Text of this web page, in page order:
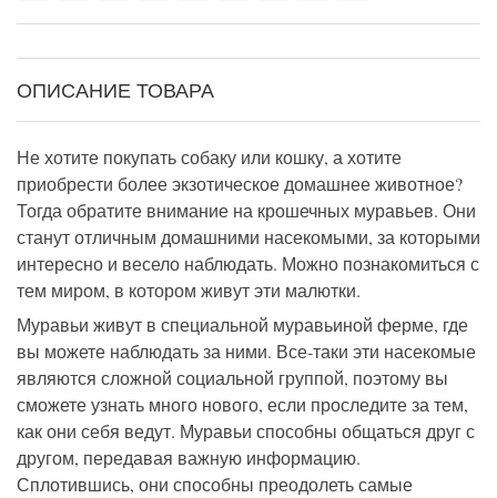
ОПИСАНИЕ ТОВАРА
Не хотите покупать собаку или кошку, а хотите
приобрести более экзотическое домашнее животное?
Тогда обратите внимание на крошечных муравьев. Они
станут отличным домашними насекомыми, за которыми
интересно и весело наблюдать. Можно познакомиться с
тем миром, в котором живут эти малютки.
Муравьи живут в специальной муравьиной ферме, где
вы можете наблюдать за ними. Все-таки эти насекомые
являются сложной социальной группой, поэтому вы
сможете узнать много нового, если проследите за тем,
как они себя ведут. Муравьи способны общаться друг с
другом, передавая важную информацию.
Сплотившись, они способны преодолеть самые